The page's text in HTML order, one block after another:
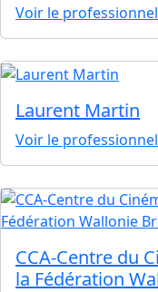
Voir le professionnel
Laurent Martin
Voir le professionnel
CCA-Centre du
la Fédération